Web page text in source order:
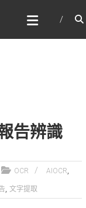
告辨識
OCR AIOCR,
, 文字提取